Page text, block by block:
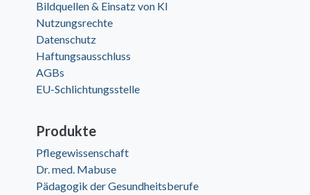
Bildquellen & Einsatz von KI
Nutzungsrechte
Datenschutz
Haftungsausschluss
AGBs
EU-Schlichtungsstelle
Produkte
Pflegewissenschaft
Dr. med. Mabuse
Pädagogik der Gesundheitsberufe